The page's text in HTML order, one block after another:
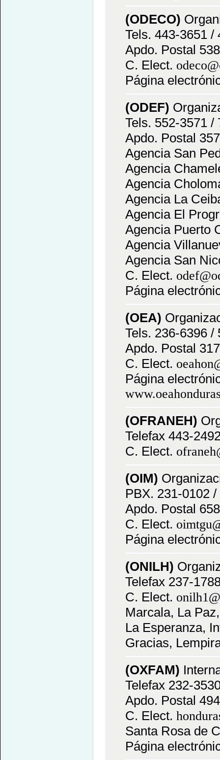
(ODECO)
Tels. 443-3651 /
Apdo. Postal
C. Elect.
Página
(ODEF)
Tels. 552-3571 /
Apdo. Postal
Agencia San
Agencia
Agencia
Agencia La
Agencia El
Agencia Puerto
Agencia
Agencia San
C. Elect.
Página
(OEA)
Tels. 236-6396 /
Apdo. Postal
C. Elect.
Página
(OFRANEH)
Telefax 443-
C. Elect.
(OIM)
PBX. 231-0102
Apdo. Postal
C. Elect.
Página
(ONILH)
Telefax 237-
C. Elect.
Marcala, La
La Esperanza,
Gracias,
(OXFAM)
Telefax 232-
Apdo. Postal
C. Elect.
Santa Rosa de
Página